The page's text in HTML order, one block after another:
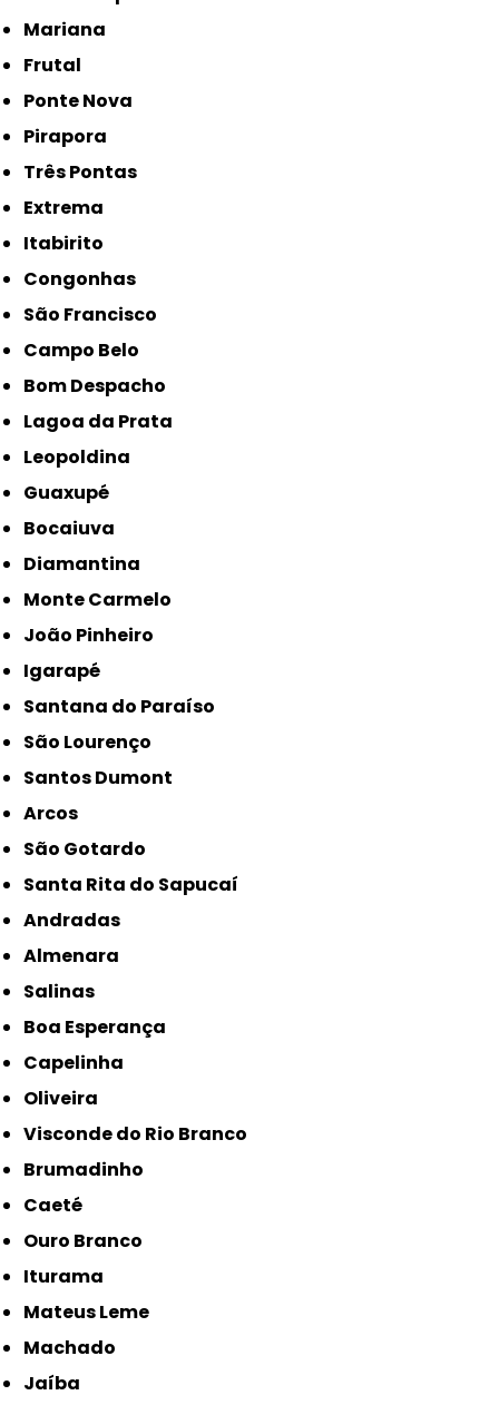
Mariana
Frutal
Ponte Nova
Pirapora
Três Pontas
Extrema
Itabirito
Congonhas
São Francisco
Campo Belo
Bom Despacho
Lagoa da Prata
Leopoldina
Guaxupé
Bocaiuva
Diamantina
Monte Carmelo
João Pinheiro
Igarapé
Santana do Paraíso
São Lourenço
Santos Dumont
Arcos
São Gotardo
Santa Rita do Sapucaí
Andradas
Almenara
Salinas
Boa Esperança
Capelinha
Oliveira
Visconde do Rio Branco
Brumadinho
Caeté
Ouro Branco
Iturama
Mateus Leme
Machado
Jaíba